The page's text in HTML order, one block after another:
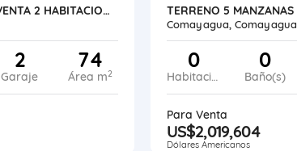
APARTAMENTO NUEVO EN VENTA 2 HABITACIONES EN SAN PEDRO SULA
2
Garaje
74
Área m2
Comayagua, Comayagua
0
Habitaciones
0
Baño(s)
Para Venta
US$2,019,604
Dólares Americanos